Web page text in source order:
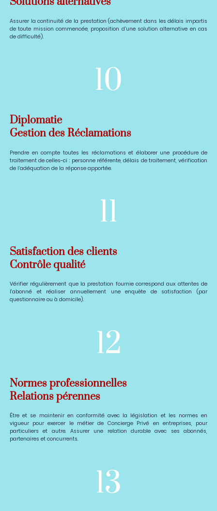
Assurer la continuité de la prestation (achèvement dans les délais impartis
de toute mission commencée, proposition d’une solution alternative en cas
de difficulté).
10
Diplomatie
Gestion des Réclamations
Prendre en compte toutes les réclamations et élaborer une procédure de
traitement de celles-ci : personne référente, délais de traitement, vérification
de l’adéquation de la réponse apportée.
11
Satisfaction des clients
Contrôle qualité
Vérifier régulièrement que la prestation fournie correspond aux attentes de
l'abonné et réaliser annuellement une enquête de satisfaction (par
questionnaire ou à domicile).
12
Normes professionnelles
Relations pérennes
Être et se maintenir en conformité avec la législation et les normes en
vigueur pour exercer le métier de Concierge Privé en entreprises, pour
particuliers et autre. Assurer une relation durable avec ses abonnés,
partenaires et concurrents.
13